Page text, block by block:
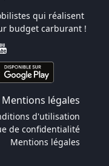
qui réalisent
budget carburant !
Mentions légales
d'utilisation
de confidentialité
Mentions légales